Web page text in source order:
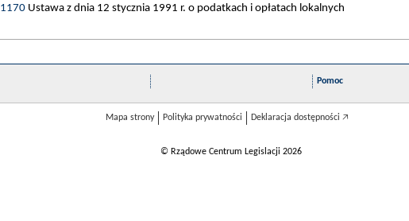
Ustawa z dnia 12 stycznia 1991 r. o podatkach i opłatach lokalnych
Pomoc
Mapa strony Polityka prywatności Deklaracja dostępności 🡥
© Rządowe Centrum Legislacji 2026